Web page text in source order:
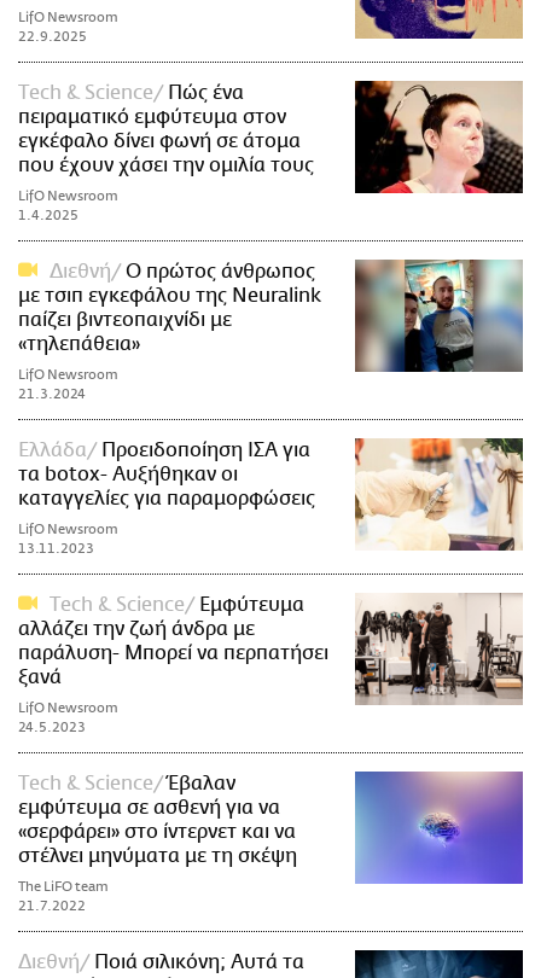
LifO Newsroom
22.9.2025
Τech & Science
Πώς ένα
πειραματικό εμφύτευμα στον
εγκέφαλο δίνει φωνή σε άτομα
που έχουν χάσει την ομιλία τους
LifO Newsroom
1.4.2025
Διεθνή
Ο πρώτος άνθρωπος
με τσιπ εγκεφάλου της Neuralink
παίζει βιντεοπαιχνίδι με
«τηλεπάθεια»
LifO Newsroom
21.3.2024
Ελλάδα
Προειδοποίηση ΙΣΑ για
τα botox- Αυξήθηκαν οι
καταγγελίες για παραμορφώσεις
LifO Newsroom
13.11.2023
Τech & Science
Εμφύτευμα
αλλάζει την ζωή άνδρα με
παράλυση- Μπορεί να περπατήσει
ξανά
LifO Newsroom
24.5.2023
Τech & Science
Έβαλαν
εμφύτευμα σε ασθενή για να
«σερφάρει» στο ίντερνετ και να
στέλνει μηνύματα με τη σκέψη
The LiFO team
21.7.2022
Διεθνή
Ποιά σιλικόνη; Αυτά τα